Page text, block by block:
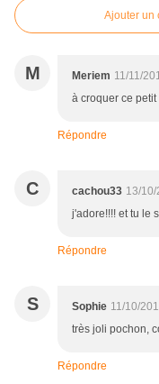
Ajouter un
M Meriem 11/11/
à croquer ce petit
Répondre
C cachou33 13/
j'adore!!!! et tu le
Répondre
S Sophie 11/10/
très joli pochon,
Répondre